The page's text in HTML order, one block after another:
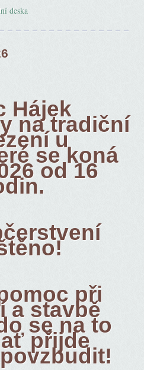
deska
Hájek
na tradiční
u
se koná
od 16
při
a stavbě
se na to
přijde